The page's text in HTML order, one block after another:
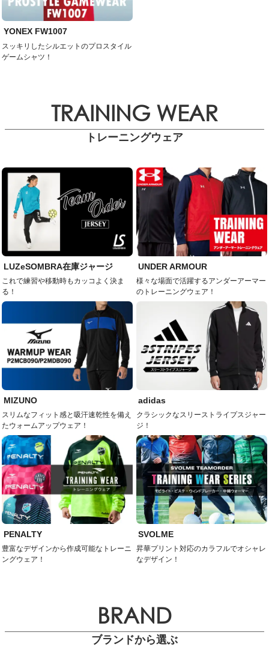
YONEX FW1007
スッキリしたシルエットのプロスタイル
ゲームシャツ！
TRAINING WEAR
トレーニングウェア
LUZeSOMBRA在庫ジャージ
これで練習や移動時もカッコよく決ま
る！
UNDER ARMOUR
様々な場面で活躍するアンダーアーマー
のトレーニングウェア！
MIZUNO
スリムなフィット感と吸汗速乾性を備え
たウォームアップウェア！
adidas
クラシックなスリーストライプスジャー
ジ！
PENALTY
豊富なデザインから作成可能なトレーニ
ングウェア！
SVOLME
昇華プリント対応のカラフルでオシャレ
なデザイン！
BRAND
ブランドから選ぶ